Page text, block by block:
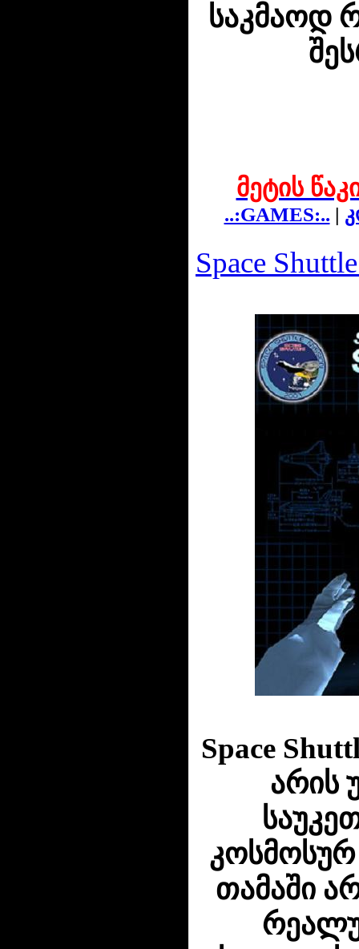
საკმაოდ
მეტის
..:GAMES:.. |
Space
Space
არის
თამაში